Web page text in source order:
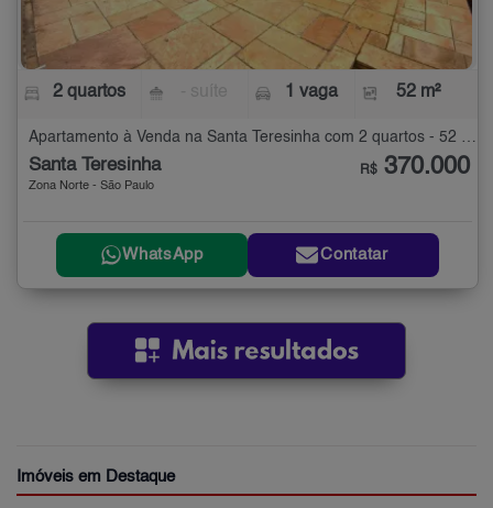
2 quartos 1 vaga 52 m²
Apartamento à Venda na Santa Teresinha com 2 quartos - 52 m²
Santa Teresinha
Zona Norte - São Paulo
R$ 370.000
WhatsApp Contatar
Imóveis em Destaque